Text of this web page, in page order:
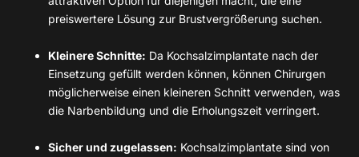
preiswertere Lösung zur Brustvergrößerung suchen.
Kleinere Schnitte: Da Kochsalzimplantate nach der
Einsetzung gefüllt werden können, können Chirurgen
möglicherweise einen kleineren Schnitt verwenden, was
die Narbenbildung und die Erholungszeit verringert.
Sicher und zugelassen: Kochsalzimplantate sind von